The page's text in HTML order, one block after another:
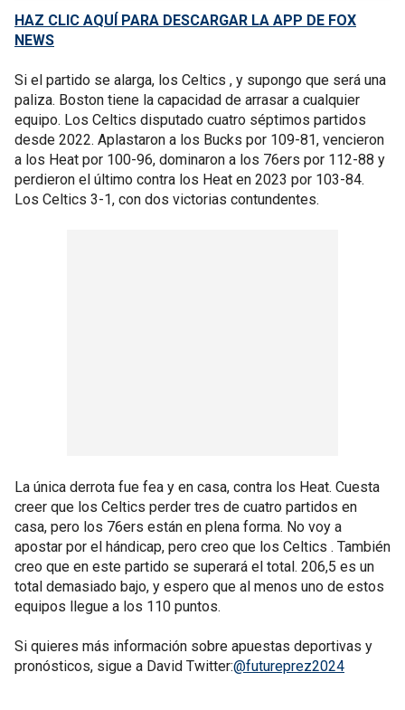
HAZ CLIC AQUÍ PARA DESCARGAR LA APP DE FOX
NEWS
Si el partido se alarga, los Celtics , y supongo que será una
paliza. Boston tiene la capacidad de arrasar a cualquier
equipo. Los Celtics disputado cuatro séptimos partidos
desde 2022. Aplastaron a los Bucks por 109-81, vencieron
a los Heat por 100-96, dominaron a los 76ers por 112-88 y
perdieron el último contra los Heat en 2023 por 103-84.
Los Celtics 3-1, con dos victorias contundentes.
La única derrota fue fea y en casa, contra los Heat. Cuesta
creer que los Celtics perder tres de cuatro partidos en
casa, pero los 76ers están en plena forma. No voy a
apostar por el hándicap, pero creo que los Celtics . También
creo que en este partido se superará el total. 206,5 es un
total demasiado bajo, y espero que al menos uno de estos
equipos llegue a los 110 puntos.
Si quieres más información sobre apuestas deportivas y
pronósticos, sigue a David Twitter:@futureprez2024